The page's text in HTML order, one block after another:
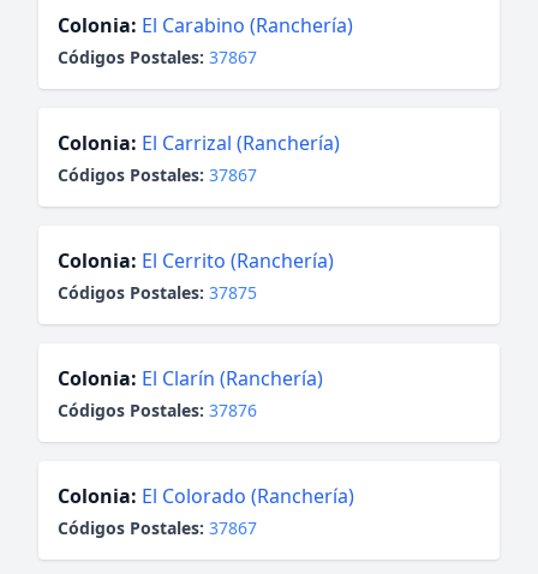
Colonia: El Carabino (Ranchería)
Códigos Postales: 37867
Colonia: El Carrizal (Ranchería)
Códigos Postales: 37867
Colonia: El Cerrito (Ranchería)
Códigos Postales: 37875
Colonia: El Clarín (Ranchería)
Códigos Postales: 37876
Colonia: El Colorado (Ranchería)
Códigos Postales: 37867